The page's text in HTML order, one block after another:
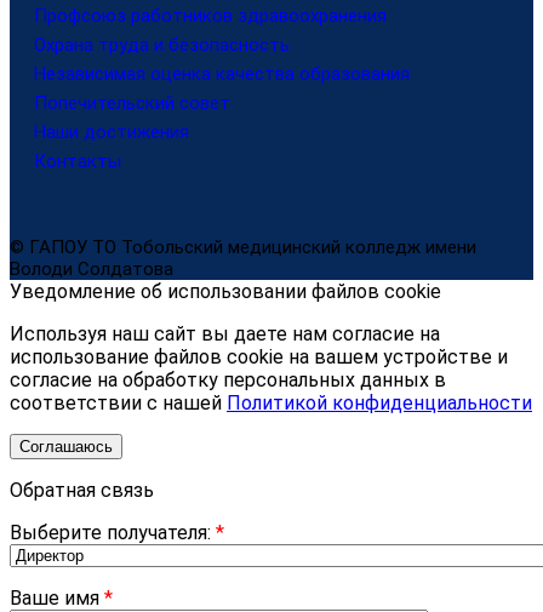
Профсоюз работников здравоохранения
Охрана труда и безопасность
Независимая оценка качества образования
Попечительский совет
Наши достижения
Контакты
© ГАПОУ ТО Тобольский медицинский колледж имени
Володи Солдатова
Уведомление об использовании файлов cookie
Используя наш сайт вы даете нам согласие на
использование файлов cookie на вашем устройстве и
согласие на обработку персональных данных в
соответствии с нашей Политикой конфиденциальности
Соглашаюсь
Обратная связь
Выберите получателя: *
Ваше имя *